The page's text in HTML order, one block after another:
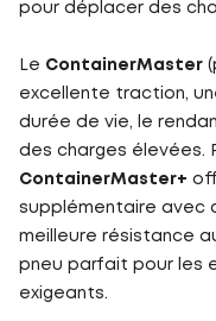
pour déplacer des
Le ContainerMaster
excellente traction,
durée de vie, le
des charges élevées.
ContainerMaster+
supplémentaire avec
meilleure résistance
pneu parfait pour les
exigeants.